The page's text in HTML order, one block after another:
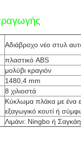
Αδιάβροχο νέο στυλ
πλαστικό ABS
μολύβι κραγιόν
1480,4 mm
8 χιλιοστά
Κύκλωμα πλάκα με ένα
εξαγωγικό κουτί ή
Λιμάνι: Ningbo ή